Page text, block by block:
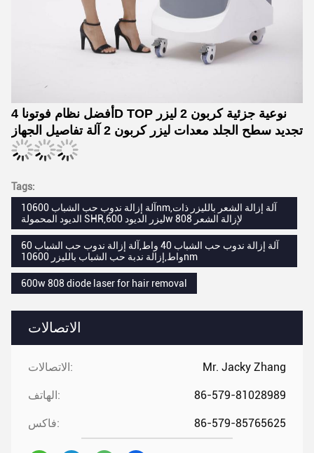
الاتصالات
الاتصالات: Mr. Jacky Zhang
الهاتف: 86-579-81028989
فاكس: 86-579-85765625
أفضل نظام فوتونا 4D TOP نوعية جزئية كربون 2 ليزر
تجديد سطح الجلد معدات ليزر كربون 2 آلة تفاصيل الجهاز
Tags:
آلة إزالة ندوب حب الشباب 10600nm,آلة إزالة الشعر بالليزر ذات
الديود المحمولة SHR,ليزر الديود 600w 808 لإزالة الشعر
آلة إزالة ندوب حب الشباب 40 واط,آلة إزالة ندوب حب الشباب 60
واط,إزالة ندبة حب الشباب بالليزر 10600nm
600w 808 diode laser for hair removal